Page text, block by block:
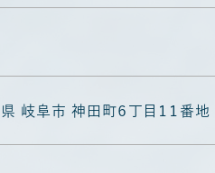
岐阜市 神田町６丁目１１番地